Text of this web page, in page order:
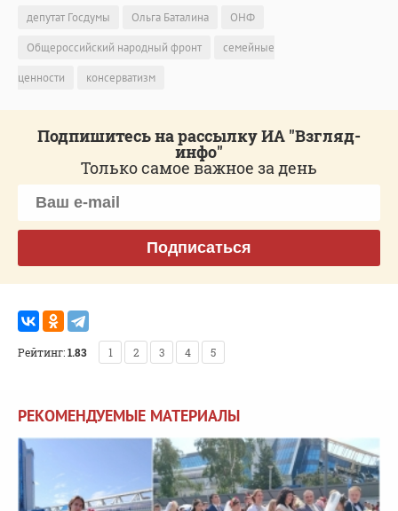
депутат Госдумы Ольга Баталина
ОНФ
Общероссийский народный фронт
семейные
ценности
консерватизм
Подпишитесь на рассылку ИА "Взгляд-
инфо"
Только самое важное за день
Подписаться
Рейтинг:1.83 1 2 3 4 5
РЕКОМЕНДУЕМЫЕ МАТЕРИАЛЫ